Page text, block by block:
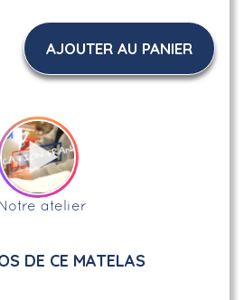
AJOUTER AU PANIER
Notre atelier
DE CE MATELAS